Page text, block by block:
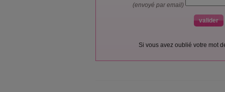
(envoyé par email)
Si vous avez oublié votre mot